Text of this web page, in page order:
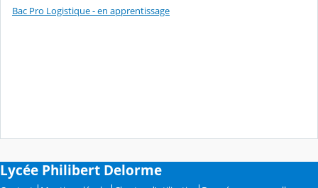
Bac Pro Logistique - en apprentissage
Lycée Philibert Delorme